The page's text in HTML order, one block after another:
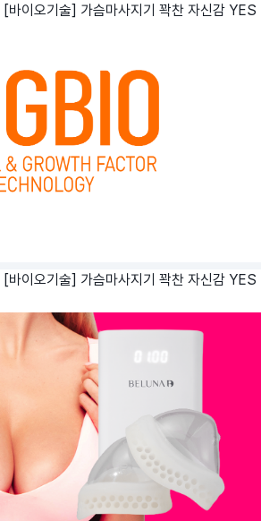
바이오기술] 가슴마사지기 꽉찬 자신감 YES
바이오기술] 가슴마사지기 꽉찬 자신감 YES